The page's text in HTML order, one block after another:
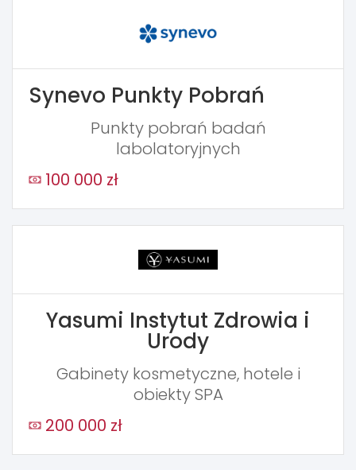
Synevo Punkty Pobrań
Punkty pobrań badań
labolatoryjnych
100 000 zł
Yasumi Instytut Zdrowia i
Urody
Gabinety kosmetyczne, hotele i
obiekty SPA
200 000 zł